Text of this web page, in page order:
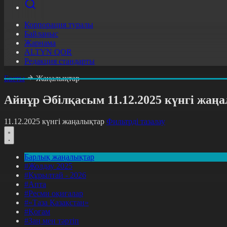
Корпорация туралы
Байланыс
Жарнама
ALTYN QOR
Редакция стандарты
Басты
Жаңалықтар
Айнұр Әбілқасым 11.12.2025 күнгі
11.12.2025 күнгі жаңалықтар Фильтрді тазалау
Барлық жаңалықтар
#Жолдау 2025
#Құрылтай - 2026
#Апта
#Ресми оқиғалар
#«Таза Қазақстан»
#Қоғам
#Заң мен тәртіп